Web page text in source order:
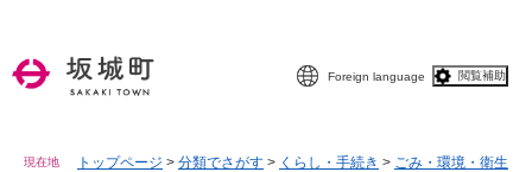
Foreign language 閲覧補助
現在地 トップページ > 分類でさがす > くらし・手続き > ごみ・環境・衛生